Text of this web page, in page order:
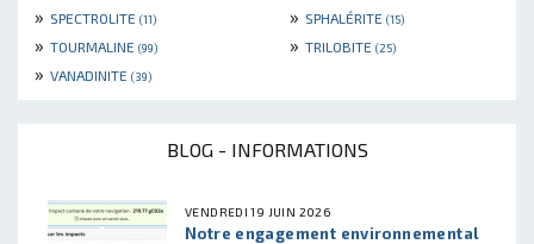
» SPECTROLITE (11) » SPHALÉRITE (15)
» TOURMALINE (99) » TRILOBITE (25)
» VANADINITE (39)
BLOG - INFORMATIONS
VENDREDI 19 JUIN 2026
Notre engagement environnemental